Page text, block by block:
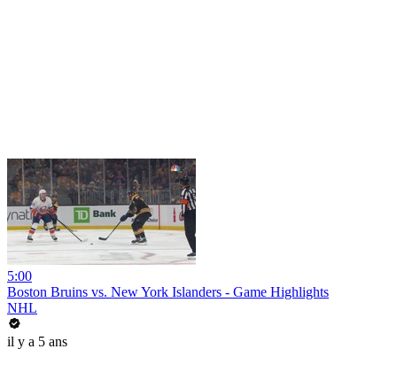
5:00
Boston Bruins vs. New York Islanders - Game Highlights
NHL
il y a 5 ans